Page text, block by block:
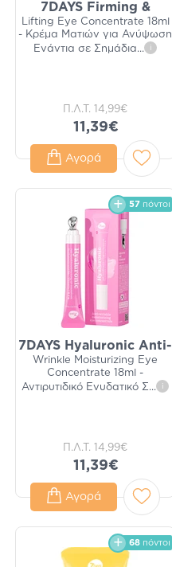
7DAYS Firming &
Lifting Eye Concentrate 18ml
- Κρέμα Ματιών για Ανύψωση
Ενάντια σε Σημάδια... i
Π.Λ.Τ. 14,99€
11,39€
Αγορά
57 πόντοι
7DAYS Hyaluronic Anti-
Wrinkle Moisturizing Eye
Concentrate 18ml -
Αντιρυτιδικό Ενυδατικό Σ... i
Π.Λ.Τ. 14,99€
11,39€
Αγορά
68 πόντοι